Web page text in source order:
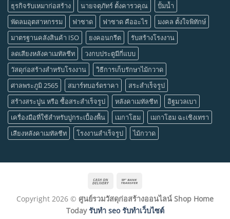
ธุรกิจรับเหมาก่อสร้าง
นายจตุภัทร์ ตั้งคารวคุณ
ปั้มน้ำ
พัดลมอุตสาหกรรม
ฟาซาด ฟาซาด คืออะไร
มงคล ตั้งใจพิทักษ์
มาตรฐานคลังสินค้า ISO
ยงคอนกรีต
รับสร้างโรงงาน
ลดเสียงหลังคาเมทัลชีท
วงกบประตูมีกี่แบบ
วัสดุก่อสร้างสำหรับโรงงาน
วิธีการเก็บรักษาไม้กวาด
ศาลพระภูมิ 2565
สมาร์ทบอร์ดราคา
สระสำเร็จรูป
สร้างสระปูน หรือ ซื้อสระสำเร็จรูป
หลังคาเมทัลชีท
อิฐมวลเบา
เครื่องมือที่ใช้สำหรับปูกระเบื้องพื้น
เมกาโฮม
เมกาโฮม ฉะเชิงเทรา
เสียงหลังคาเมทัลชีท
โรงงานสำเร็จรูป ไม้กวาด
Cash
Delivery
Copyright 2026 © ศูนย์รวมวัสดุก่อสร้างออนไลน์ Shop Home
Todayรับทำ seo รับทำเว็บไซต์